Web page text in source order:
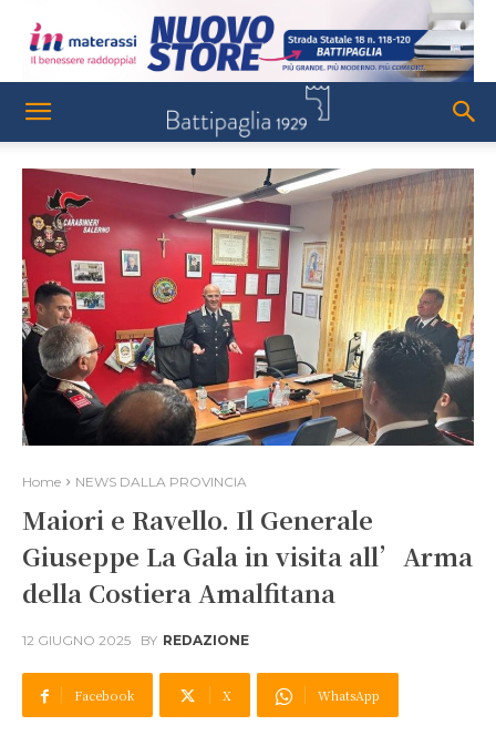
Home NEWS DALLA PROVINCIA
Maiori e Ravello. Il Generale
Giuseppe La Gala in visita all’Arma
della Costiera Amalfitana
12 GIUGNO 2025 BY REDAZIONE
Facebook X WhatsApp